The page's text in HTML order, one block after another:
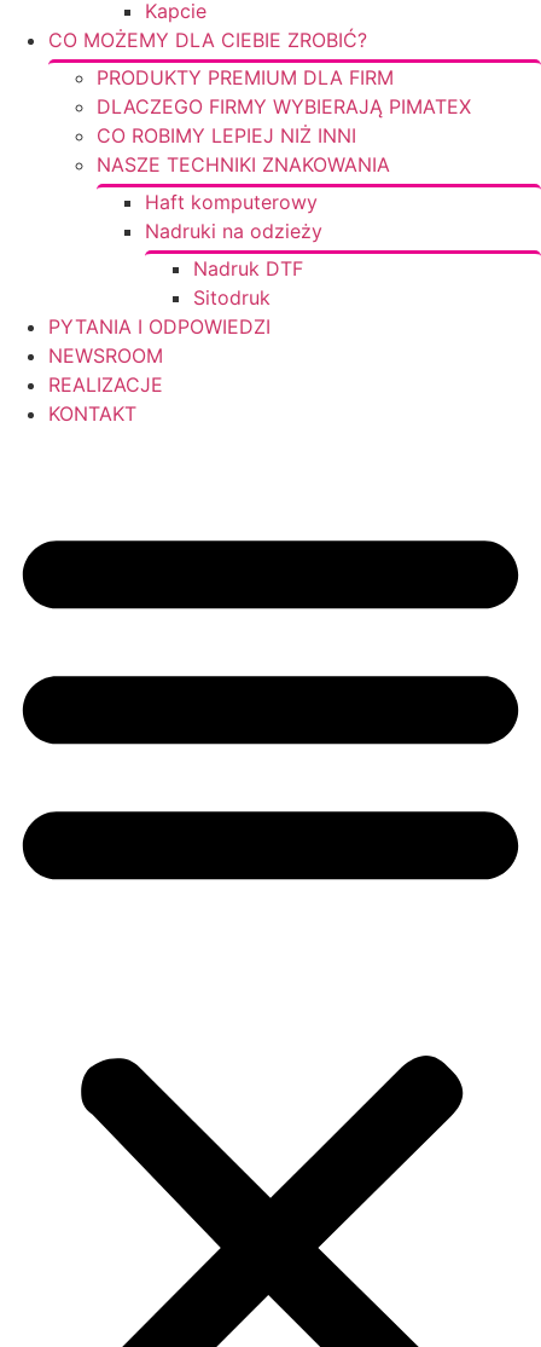
Kapcie
CO MOŻEMY DLA CIEBIE ZROBIĆ?
PRODUKTY PREMIUM DLA FIRM
DLACZEGO FIRMY WYBIERAJĄ PIMATEX
CO ROBIMY LEPIEJ NIŻ INNI
NASZE TECHNIKI ZNAKOWANIA
Haft komputerowy
Nadruki na odzieży
Nadruk DTF
Sitodruk
PYTANIA I ODPOWIEDZI
NEWSROOM
REALIZACJE
KONTAKT